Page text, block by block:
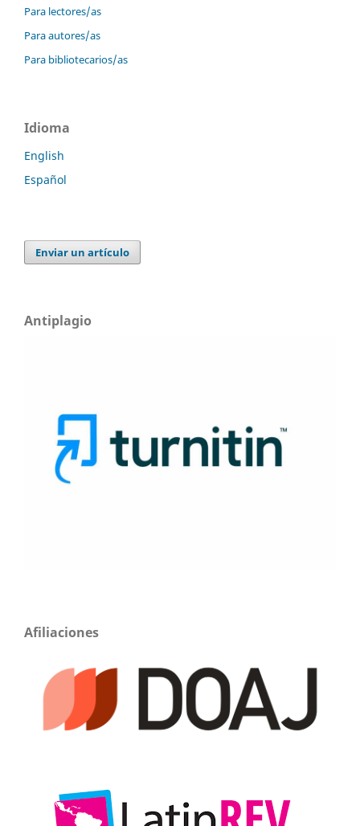
Para lectores/as
Para autores/as
Para bibliotecarios/as
Idioma
English
Español
Enviar un artículo
Antiplagio
Afiliaciones